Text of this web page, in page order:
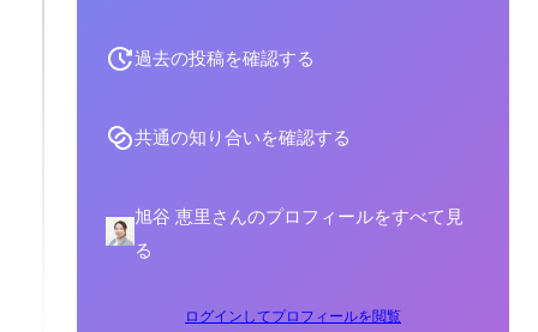
過去の投稿を確認する
共通の知り合いを確認する
旭谷 恵里さんのプロフィールをすべて見
る
ログインしてプロフィールを閲覧